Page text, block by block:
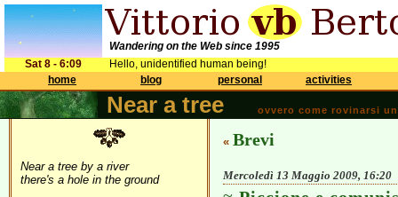
Wandering on the Web since 1995
Sat 8 - 6:09
Hello, unidentified human being!
home
blog personal activities
Near a tree ovvero come rovinarsi
Near a tree by a river
there's a hole in the ground
« Brevi
Mercoledì 13 Maggio 2009, 16:20